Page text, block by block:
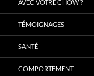
AVEC VOTRE CHOW ?
TÉMOIGNAGES
SANTÉ
COMPORTEMENT